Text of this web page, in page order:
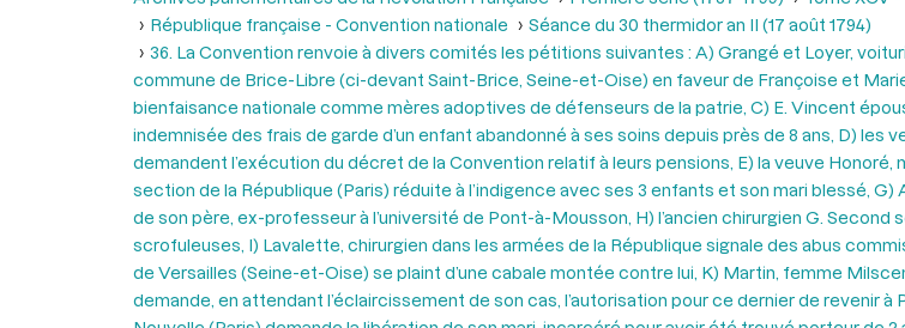
République française - Convention nationale
Séance du 30 thermidor an II (17 août 1794)
36. La Convention renvoie à divers comités les pétitions suivantes : A) Grangé et Loyer,
commune de Brice-Libre (ci-devant Saint-Brice, Seine-et-Oise) en faveur de Françoise et
bienfaisance nationale comme mères adoptives de défenseurs de la patrie, C) E. Vincent
indemnisée des frais de garde d’un enfant abandonné à ses soins depuis près de 8 ans, D)
demandent l’exécution du décret de la Convention relatif à leurs pensions, E) la veuve
section de la République (Paris) réduite à l’indigence avec ses 3 enfants et son mari blessé,
de son père, ex-professeur à l’université de Pont-à-Mousson, H) l’ancien chirurgien G.
scrofuleuses, I) Lavalette, chirurgien dans les armées de la République signale des abus
de Versailles (Seine-et-Oise) se plaint d’une cabale montée contre lui, K) Martin, femme
demande, en attendant l’éclaircissement de son cas, l’autorisation pour ce dernier de revenir